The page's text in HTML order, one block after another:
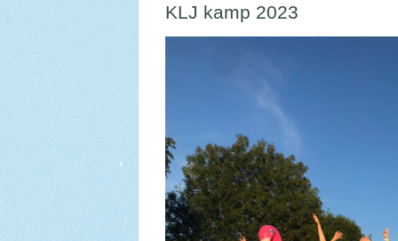
KLJ kamp 2023